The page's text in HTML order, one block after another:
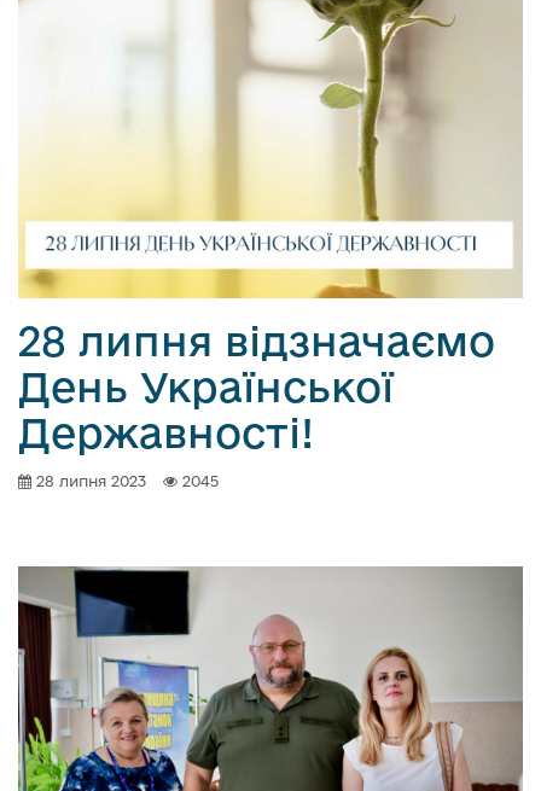
28 липня відзначаємо
День Української
Державності!
28 липня 2023 2045